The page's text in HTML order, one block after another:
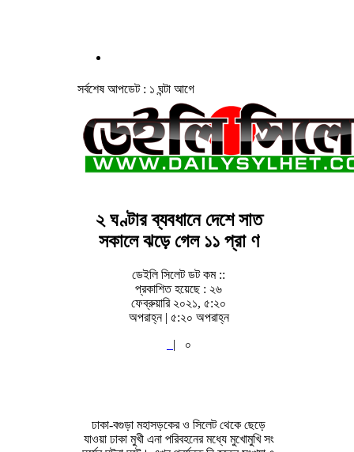
সর্বশেষ আপডেট : ১ ঘন্টা আগে
২ ঘণ্টার ব্যবধানে দেশে সাত
সকালে ঝড়ে গেল ১১ প্রা ণ
ডেইলি সিলেট ডট কম ::
প্রকাশিত হয়েছে : ২৬
ফেব্রুয়ারি ২০২১, ৫:২০
অপরাহ্ন | ৫:২০ অপরাহ্ন
|
০
ঢাকা-বগুড়া মহাসড়কের ও সিলেট থেকে ছেড়ে
যাওয়া ঢাকা মুখী এনা পরিবহনের মধ্যে মুখোমুখি সং